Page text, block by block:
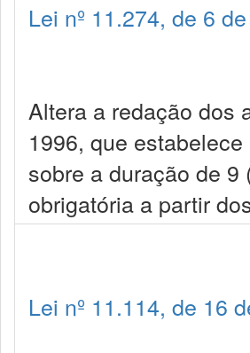
Lei nº 11.274, de 6
Altera a redação dos
1996, que
sobre a duração de
obrigatória a partir
Lei nº 11.114, de 16